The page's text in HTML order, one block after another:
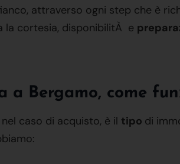
attraverso ogni step che è
la cortesia, disponibilitÀ e
a Bergamo, come
caso di acquisto, è il tipo di